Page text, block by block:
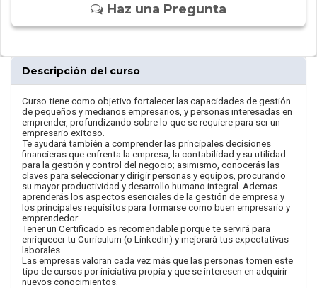
Haz una Pregunta
Descripción del curso
Curso tiene como objetivo fortalecer las capacidades de gestión
de pequeños y medianos empresarios, y personas interesadas en
emprender, profundizando sobre lo que se requiere para ser un
empresario exitoso.
Te ayudará también a comprender las principales decisiones
financieras que enfrenta la empresa, la contabilidad y su utilidad
para la gestión y control del negocio; asimismo, conocerás las
claves para seleccionar y dirigir personas y equipos, procurando
su mayor productividad y desarrollo humano integral. Ademas
aprenderás los aspectos esenciales de la gestión de empresa y
los principales requisitos para formarse como buen empresario y
emprendedor.
Tener un Certificado es recomendable porque te servirá para
enriquecer tu Currículum (o LinkedIn) y mejorará tus expectativas
laborales.
Las empresas valoran cada vez más que las personas tomen este
tipo de cursos por iniciativa propia y que se interesen en adquirir
nuevos conocimientos.